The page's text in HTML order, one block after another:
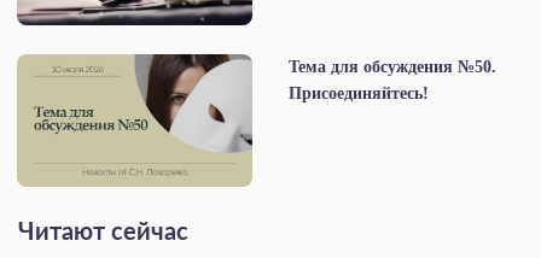
Тема для обсуждения №50.
Присоединяйтесь!
Читают сейчас